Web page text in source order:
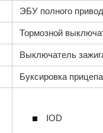
ЭБУ полного
Тормозной
Выключатель
Буксировка прицепа
IOD